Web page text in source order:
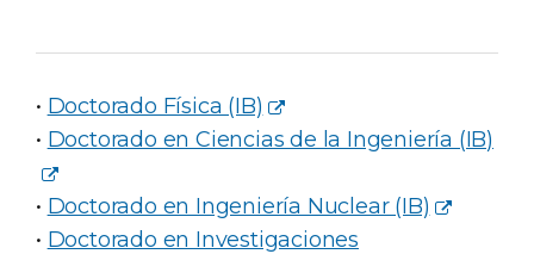
• Doctorado Física (IB)
• Doctorado en Ciencias de la Ingeniería (IB)
• Doctorado en Ingeniería Nuclear (IB)
• Doctorado en Investigaciones